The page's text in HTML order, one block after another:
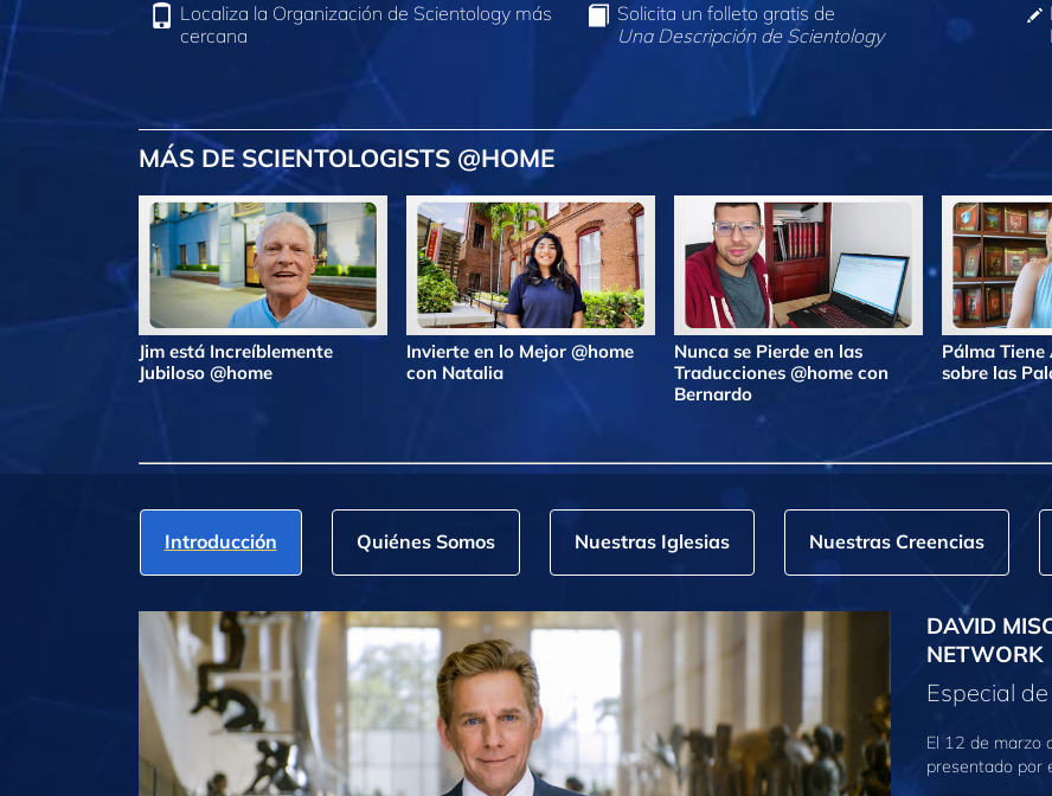
Localiza la Organización de Scientology más
cercana
Solicita un folleto gratis de
Una Descripción de Scientology
MÁS DE SCIENTOLOGISTS @HOME
Jim está Increíblemente
Jubiloso @home
Invierte en lo Mejor @home
con Natalia
Nunca se Pierde en las
Traducciones @home con
Bernardo
Pálma
sobre las
Introducción Quiénes Somos Nuestras Iglesias Nuestras Creencias
DAVID
NETWORK
Especial
El 12 de marzo
presentado por